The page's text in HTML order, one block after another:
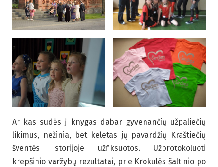
Ar kas sudės į knygas dabar gyvenančių užpaliečių
likimus, nežinia, bet keletas jų pavardžių Kraštiečių
šventės istorijoje užfiksuotos. Užprotokoluoti
krepšinio varžybų rezultatai, prie Krokulės šaltinio po